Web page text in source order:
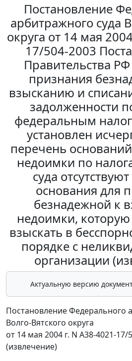
Постановление
арбитражного суда
округа от 14 мая
17/504-2003
Правительства
признания
взысканию и
задолженности
федеральным
установлен
перечень
недоимки по
суда
основания для
безнадежной к
недоимки,
взыскать в
порядке с
организации
Актуальную версию
Постановление Федерального
Волго-Вятского округа
от 14 мая 2004 г. N А38-4021-17/
(извлечение)